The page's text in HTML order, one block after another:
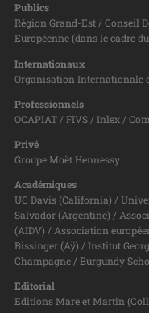
Publics
Région Grand-Est / Conseil
Européenne (dans le cadre
Internationaux
Organisation Internationale
Professionnels
OCAPIAT / FIVS / Inlex /
Privé
Groupe Moët Hennessy
Académiques
UC Davis (California) /
Salvador (Argentine) /
(AIDV) / Association
Bissinger (Aÿ) / Institut
Champagne / Burgundy
Editorial
Editions Mare et Martin